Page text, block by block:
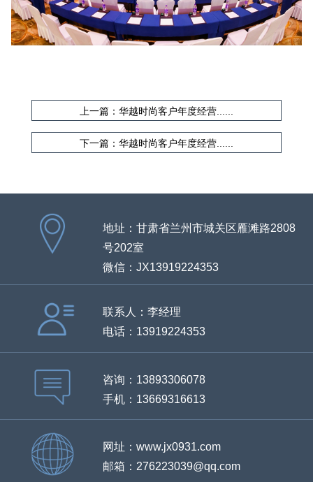
上一篇：华越时尚客户年度经营......
下一篇：华越时尚客户年度经营......
地址：甘肃省兰州市城关区雁滩路2808
号202室
微信：JX13919224353
联系人：李经理
电话：13919224353
咨询：13893306078
手机：13669316613
网址：www.jx0931.com
邮箱：276223039@qq.com